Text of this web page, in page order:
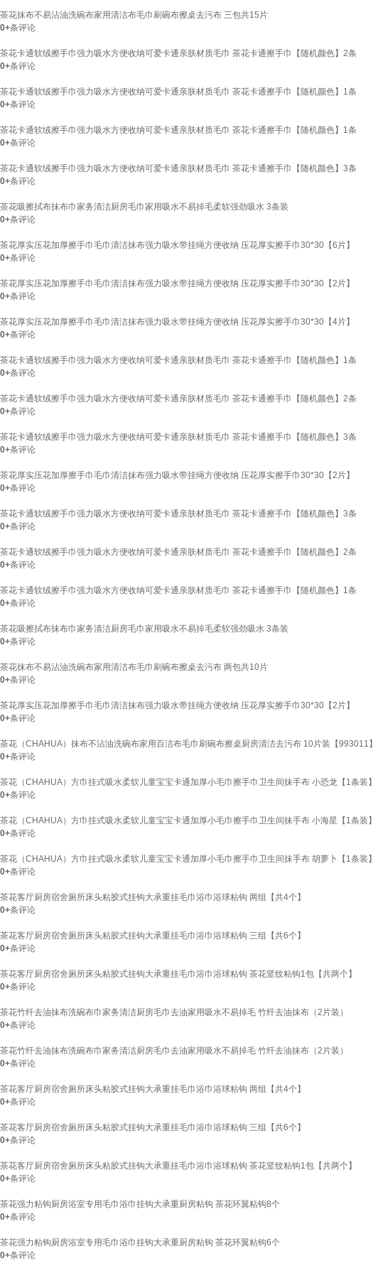
茶花抹布不易沾油洗碗布家用清洁布毛巾刷碗布擦桌去污布 三包共15片
0+条评论
茶花卡通软绒擦手巾强力吸水方便收纳可爱卡通亲肤材质毛巾 茶花卡通擦手巾【随机颜色】2条
0+条评论
茶花卡通软绒擦手巾强力吸水方便收纳可爱卡通亲肤材质毛巾 茶花卡通擦手巾【随机颜色】1条
0+条评论
茶花卡通软绒擦手巾强力吸水方便收纳可爱卡通亲肤材质毛巾 茶花卡通擦手巾【随机颜色】1条
0+条评论
茶花卡通软绒擦手巾强力吸水方便收纳可爱卡通亲肤材质毛巾 茶花卡通擦手巾【随机颜色】3条
0+条评论
茶花吸擦拭布抹布巾家务清洁厨房毛巾家用吸水不易掉毛柔软强劲吸水 3条装
0+条评论
茶花厚实压花加厚擦手巾毛巾清洁抹布强力吸水带挂绳方便收纳 压花厚实擦手巾30*30【6片】
0+条评论
茶花厚实压花加厚擦手巾毛巾清洁抹布强力吸水带挂绳方便收纳 压花厚实擦手巾30*30【2片】
0+条评论
茶花厚实压花加厚擦手巾毛巾清洁抹布强力吸水带挂绳方便收纳 压花厚实擦手巾30*30【4片】
0+条评论
茶花卡通软绒擦手巾强力吸水方便收纳可爱卡通亲肤材质毛巾 茶花卡通擦手巾【随机颜色】1条
0+条评论
茶花卡通软绒擦手巾强力吸水方便收纳可爱卡通亲肤材质毛巾 茶花卡通擦手巾【随机颜色】2条
0+条评论
茶花卡通软绒擦手巾强力吸水方便收纳可爱卡通亲肤材质毛巾 茶花卡通擦手巾【随机颜色】3条
0+条评论
茶花厚实压花加厚擦手巾毛巾清洁抹布强力吸水带挂绳方便收纳 压花厚实擦手巾30*30【2片】
0+条评论
茶花卡通软绒擦手巾强力吸水方便收纳可爱卡通亲肤材质毛巾 茶花卡通擦手巾【随机颜色】3条
0+条评论
茶花卡通软绒擦手巾强力吸水方便收纳可爱卡通亲肤材质毛巾 茶花卡通擦手巾【随机颜色】2条
0+条评论
茶花卡通软绒擦手巾强力吸水方便收纳可爱卡通亲肤材质毛巾 茶花卡通擦手巾【随机颜色】1条
0+条评论
茶花吸擦拭布抹布巾家务清洁厨房毛巾家用吸水不易掉毛柔软强劲吸水 3条装
0+条评论
茶花抹布不易沾油洗碗布家用清洁布毛巾刷碗布擦桌去污布 两包共10片
0+条评论
茶花厚实压花加厚擦手巾毛巾清洁抹布强力吸水带挂绳方便收纳 压花厚实擦手巾30*30【2片】
0+条评论
茶花（CHAHUA）抹布不沾油洗碗布家用百洁布毛巾刷碗布擦桌厨房清洁去污布 10片装【993011】
0+条评论
茶花（CHAHUA）方巾挂式吸水柔软儿童宝宝卡通加厚小毛巾擦手巾卫生间抹手布 小恐龙【1条装】
0+条评论
茶花（CHAHUA）方巾挂式吸水柔软儿童宝宝卡通加厚小毛巾擦手巾卫生间抹手布 小海星【1条装】
0+条评论
茶花（CHAHUA）方巾挂式吸水柔软儿童宝宝卡通加厚小毛巾擦手巾卫生间抹手布 胡萝卜【1条装】
0+条评论
茶花客厅厨房宿舍厕所床头粘胶式挂钩大承重挂毛巾浴巾浴球粘钩 两组【共4个】
0+条评论
茶花客厅厨房宿舍厕所床头粘胶式挂钩大承重挂毛巾浴巾浴球粘钩 三组【共6个】
0+条评论
茶花客厅厨房宿舍厕所床头粘胶式挂钩大承重挂毛巾浴巾浴球粘钩 茶花竖纹粘钩1包【共两个】
0+条评论
茶花竹纤去油抹布洗碗布巾家务清洁厨房毛巾去油家用吸水不易掉毛 竹纤去油抹布（2片装）
0+条评论
茶花竹纤去油抹布洗碗布巾家务清洁厨房毛巾去油家用吸水不易掉毛 竹纤去油抹布（2片装）
0+条评论
茶花客厅厨房宿舍厕所床头粘胶式挂钩大承重挂毛巾浴巾浴球粘钩 两组【共4个】
0+条评论
茶花客厅厨房宿舍厕所床头粘胶式挂钩大承重挂毛巾浴巾浴球粘钩 三组【共6个】
0+条评论
茶花客厅厨房宿舍厕所床头粘胶式挂钩大承重挂毛巾浴巾浴球粘钩 茶花竖纹粘钩1包【共两个】
0+条评论
茶花强力粘钩厨房浴室专用毛巾浴巾挂钩大承重厨房粘钩 茶花环翼粘钩8个
0+条评论
茶花强力粘钩厨房浴室专用毛巾浴巾挂钩大承重厨房粘钩 茶花环翼粘钩6个
0+条评论